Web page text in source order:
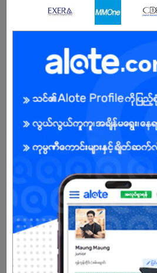
Open To :
About Our Company
Wholesale and retail trade and repair of
motorcycles - Warehousing and
Already
Don't have an
REGISTER NOW!